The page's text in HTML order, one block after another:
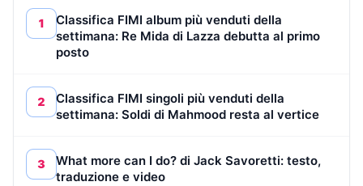
1
Classifica FIMI album più venduti della
settimana: Re Mida di Lazza debutta al primo
posto
2
Classifica FIMI singoli più venduti della
settimana: Soldi di Mahmood resta al vertice
3
What more can I do? di Jack Savoretti: testo,
traduzione e video